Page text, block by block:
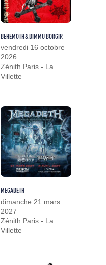
BEHEMOTH & DIMMU BORGIR
vendredi 16 octobre
2026
Zénith Paris - La
Villette
MEGADETH
dimanche 21 mars
2027
Zénith Paris - La
Villette